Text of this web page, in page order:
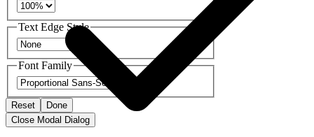
Text Edge Style
Font Family
Reset
Done
Close Modal Dialog